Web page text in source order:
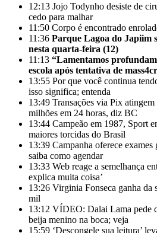
12:13 Jojo Todynho desiste de
cedo para malhar
11:50 Corpo é encontrado
11:36 Parque Lagoa do Japiim
nesta quarta-feira (12)
11:13 “Lamentamos
escola após tentativa de
13:55 Por que você continua
isso significa; entenda
13:49 Transações via Pix
milhões em 24 horas, diz BC
13:44 Campeão em 1987, Sport
maiores torcidas do Brasil
13:39 Campanha oferece
saiba como agendar
13:33 Web reage a semelhança
explica muita coisa’
13:26 Virginia Fonseca ganha da
mil
13:12 VÍDEO: Dalai Lama pede
beija menino na boca; veja
15:59 ‘Descongele sua leitura’